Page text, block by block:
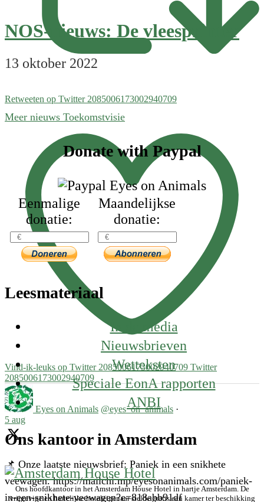
Retweeten op Twitter 2085006173002940709
Vind-ik-leuks op Twitter 2085006173002940709 Twitter
2085006173002940709
Eyes on Animals @eyes_on_animals ·
5 aug
📌 Onze laatste nieuwsbrief: Paniek in een snikhete
veewagen. https://mailchi.mp/eyesonanimals.com/paniek-
in-een-snikhete-veewagen?e=818abb91df
NOS-nieuws: De vleesprinter
13 oktober 2022
Meer nieuws Toekomstvisie
FooterDonate with Paypal
Eenmalige
donatie:
Maandelijkse
donatie:
Leesmateriaal
In de media
Nieuwsbrieven
Wetteksten
Speciale EonA rapporten
ANBI
Ons kantoor in Amsterdam
Ons hoofdkantoor in het Amsterdam House Hotel in hartje Amsterdam. De
vrijgevige en hartelijke hoteleigenaar stelde gratis een kamer ter beschikking